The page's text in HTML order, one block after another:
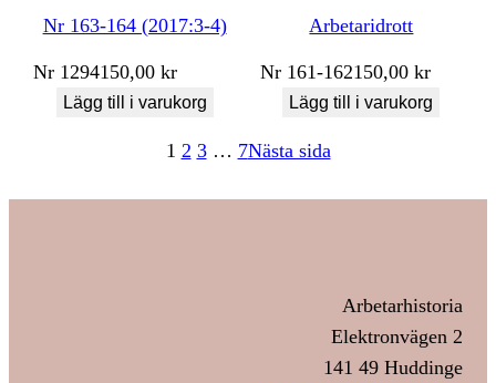
Nr 163-164 (2017:3-4)
Nr 1294150,00kr
Lägg till i varukorg
Arbetaridrott
Nr 161-162150,00kr
Lägg till i varukorg
1 2 3 … 7Nästa sida
Arbetarhistoria
Elektronvägen 2
141 49 Huddinge